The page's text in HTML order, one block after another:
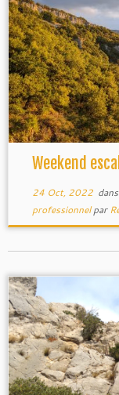
Weekend
24 Oct, 2022dans
professionnelpar